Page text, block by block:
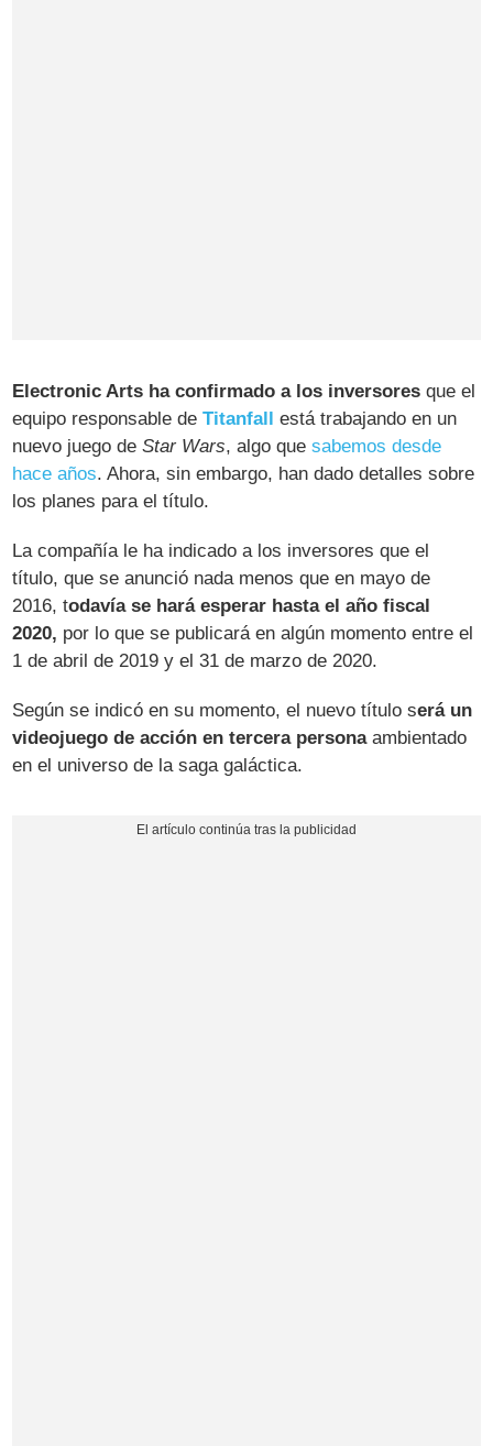
Electronic Arts ha confirmado a los inversores que el
equipo responsable deTitanfall está trabajando en un
nuevo juego deStar Wars, algo quesabemos desde
hace años. Ahora, sin embargo, han dado detalles sobre
los planes para el título.
La compañía le ha indicado a los inversores que el
título, que se anunció nada menos que en mayo de
2016, todavía se hará esperar hasta el año fiscal
2020, por lo que se publicará en algún momento entre el
1 de abril de 2019 y el 31 de marzo de 2020.
Según se indicó en su momento, el nuevo título será un
videojuego de acción en tercera personaambientado
en el universo de la saga galáctica.